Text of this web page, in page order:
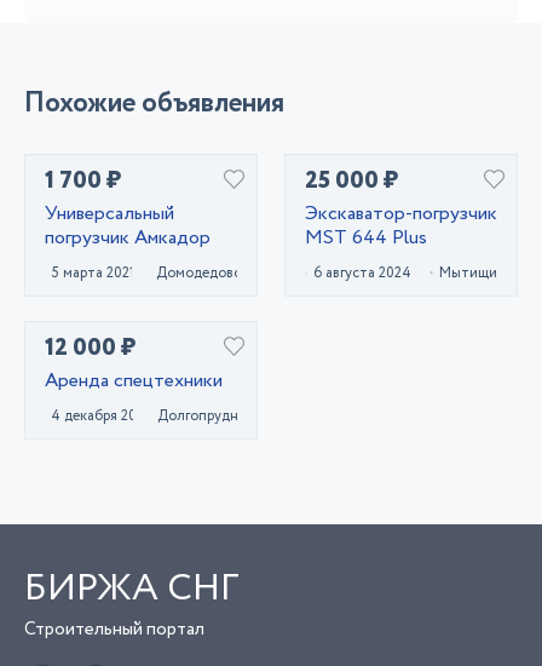
Похожие объявления
1 700 ₽
Универсальный
погрузчик Амкадор
5 марта 2021 Домодедово
25 000 ₽
Экскаватор-погрузчик
MST 644 Plus
6 августа 2024 Мытищи
12 000 ₽
Аренда спецтехники
4 декабря 2020 Долгопрудный
БИРЖА СНГ
Строительный портал